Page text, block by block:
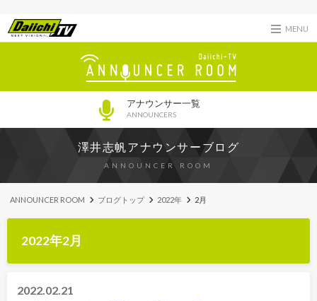
MENU
アナウンサー一覧
ANNOUNCERS
澤井志帆アナウンサーブログ
ANNOUNCER ROOM
ANNOUNCER ROOM ブログトップ 2022年 2月
2022年2月
2022.02.21